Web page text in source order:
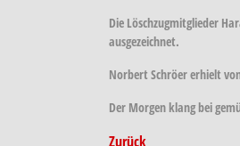
Die Löschzugmitglieder
ausgezeichnet.
Norbert Schröer erhielt
Der Morgen klang bei
Zurück